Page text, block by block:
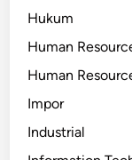
Hukum
Human
Human
Impor
Industrial